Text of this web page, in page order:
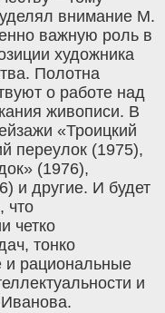
уделял внимание М.
важную роль в
художника
Полотна
о работе над
живописи. В
«Троицкий
переулок (1975),
(1976),
и другие. И будет
что
четко
тонко
и рациональные
и